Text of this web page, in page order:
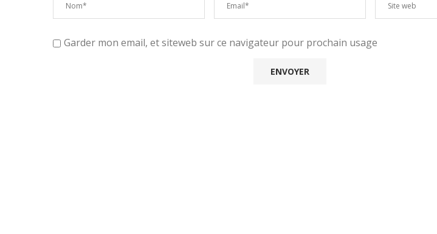
Garder mon email, et siteweb sur ce navigateur pour prochain usage